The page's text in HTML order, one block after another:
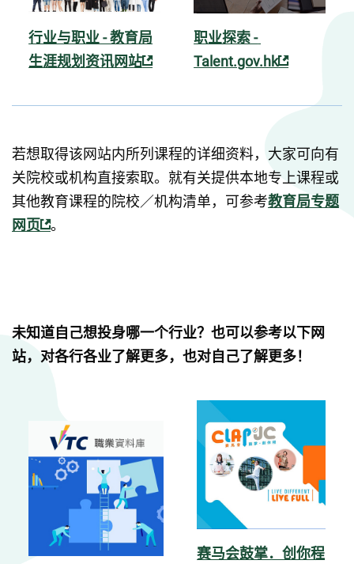
行业与职业 - 教育局
生涯规划资讯网站
职业探索 -
Talent.gov.hk
若想取得该网站内所列课程的详细资料，大家可向有
关院校或机构直接索取。就有关提供本地专上课程或
其他教育课程的院校／机构清单，可参考教育局专题
网页 。
未知道自己想投身哪一个行业？也可以参考以下网
站，对各行各业了解更多，也对自己了解更多！
赛马会鼓掌．创你程